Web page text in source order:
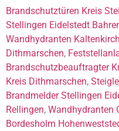
Brandschutztüren Kreis
Stellingen Eidelstedt
Wandhydranten
Dithmarschen,
Brandschutzbeauftragter
Kreis Dithmarschen,
Brandmelder Stellingen
Rellingen, Wandhydranten
Bordesholm